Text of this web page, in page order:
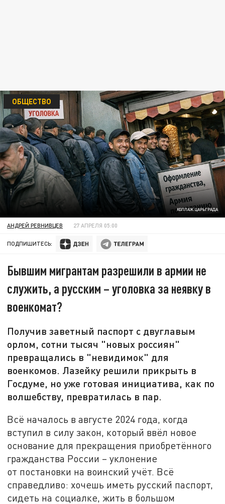
КОЛЛАЖ ЦАРЬГРАДА
ОБЩЕСТВО
АНДРЕЙ РЕВНИВЦЕВ 27 АПРЕЛЯ 05:00
ПОДПИШИТЕСЬ:
Бывшим мигрантам разрешили в армии не
служить, а русским – уголовка за неявку в
военкомат?
Получив заветный паспорт с двуглавым
орлом, сотни тысяч "новых россиян"
превращались в "невидимок" для
военкомов. Лазейку решили прикрыть в
Госдуме, но уже готовая инициатива, как по
волшебству, превратилась в пар.
Всё началось в августе 2024 года, когда
вступил в силу закон, который ввёл новое
основание для прекращения приобретённого
гражданства России – уклонение
от постановки на воинский учёт. Всё
справедливо: хочешь иметь русский паспорт,
сидеть на социалке, жить в большом